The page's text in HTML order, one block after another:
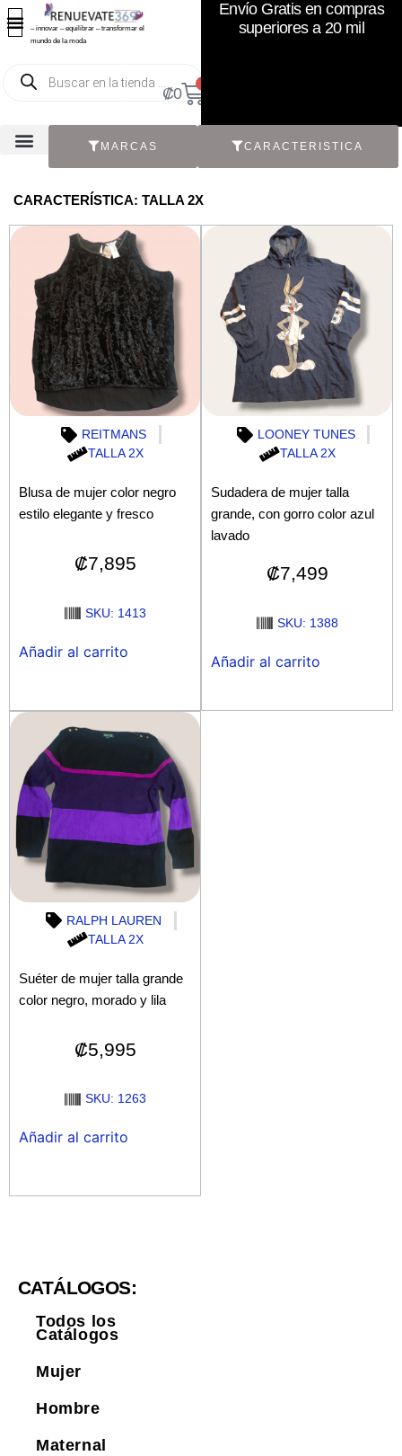
– innovar – equilibrar – transformar el
mundo de la moda
₡0
Envío Gratis en compras
superiores a 20 mil
MARCAS CARACTERISTICA
CARACTERÍSTICA: TALLA 2X
REITMANS
TALLA 2X
Blusa de mujer color negro
estilo elegante y fresco
₡7,895
SKU: 1413
Añadir al carrito
LOONEY TUNES
TALLA 2X
Sudadera de mujer talla
grande, con gorro color azul
lavado
₡7,499
SKU: 1388
Añadir al carrito
RALPH LAUREN
TALLA 2X
Suéter de mujer talla grande
color negro, morado y lila
₡5,995
SKU: 1263
Añadir al carrito
CATÁLOGOS:
Todos los
Catálogos
Mujer
Hombre
Maternal